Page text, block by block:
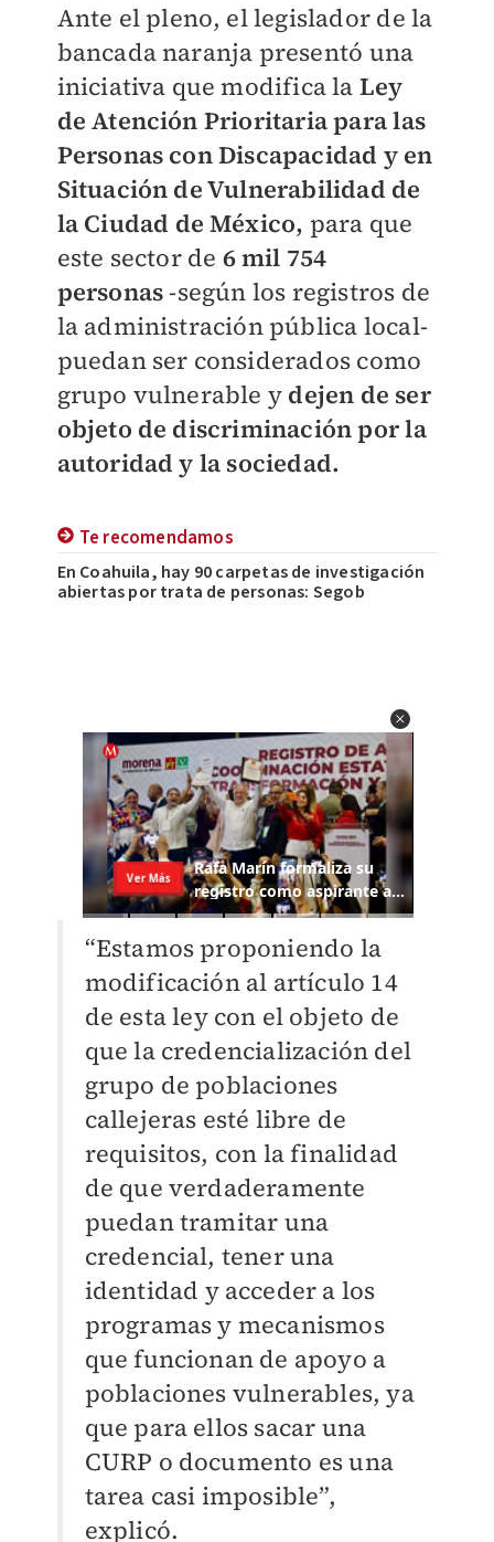
Ante el pleno, el legislador de la
bancada naranja presentó una
iniciativa que modifica la Ley
de Atención Prioritaria para las
Personas con Discapacidad y en
Situación de Vulnerabilidad de
la Ciudad de México, para que
este sector de 6 mil 754
personas-según los registros de
la administración pública local-
puedan ser considerados como
grupo vulnerable y dejen de ser
objeto de discriminación por la
autoridad y la sociedad.
Te recomendamos
En Coahuila, hay 90 carpetas de investigación
abiertas por trata de personas: Segob
“Estamos proponiendo la
modificación al artículo 14
de esta ley con el objeto de
que la credencialización del
grupo de poblaciones
callejeras esté libre de
requisitos, con la finalidad
de que verdaderamente
puedan tramitar una
credencial, tener una
identidad y acceder a los
programas y mecanismos
que funcionan de apoyo a
poblaciones vulnerables, ya
que para ellos sacar una
CURP o documento es una
tarea casi imposible”,
explicó.